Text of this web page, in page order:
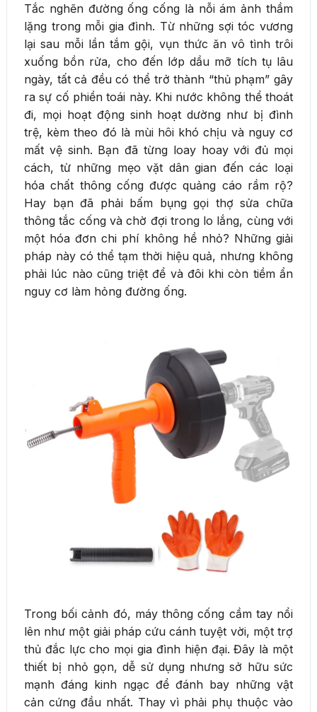
Tắc nghẽn đường ống cống là nỗi ám ảnh thầm
lặng trong mỗi gia đình. Từ những sợi tóc vương
lại sau mỗi lần tắm gội, vụn thức ăn vô tình trôi
xuống bồn rửa, cho đến lớp dầu mỡ tích tụ lâu
ngày, tất cả đều có thể trở thành “thủ phạm” gây
ra sự cố phiền toái này. Khi nước không thể thoát
đi, mọi hoạt động sinh hoạt dường như bị đình
trệ, kèm theo đó là mùi hôi khó chịu và nguy cơ
mất vệ sinh. Bạn đã từng loay hoay với đủ mọi
cách, từ những mẹo vặt dân gian đến các loại
hóa chất thông cống được quảng cáo rầm rộ?
Hay bạn đã phải bấm bụng gọi thợ sửa chữa
thông tắc cống và chờ đợi trong lo lắng, cùng với
một hóa đơn chi phí không hề nhỏ? Những giải
pháp này có thể tạm thời hiệu quả, nhưng không
phải lúc nào cũng triệt để và đôi khi còn tiềm ẩn
nguy cơ làm hỏng đường ống.
Trong bối cảnh đó, máy thông cống cầm tay nổi
lên như một giải pháp cứu cánh tuyệt vời, một trợ
thủ đắc lực cho mọi gia đình hiện đại. Đây là một
thiết bị nhỏ gọn, dễ sử dụng nhưng sở hữu sức
mạnh đáng kinh ngạc để đánh bay những vật
cản cứng đầu nhất. Thay vì phải phụ thuộc vào